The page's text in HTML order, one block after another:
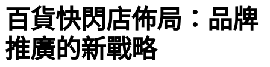
百貨快閃店佈局：品牌
推廣的新戰略